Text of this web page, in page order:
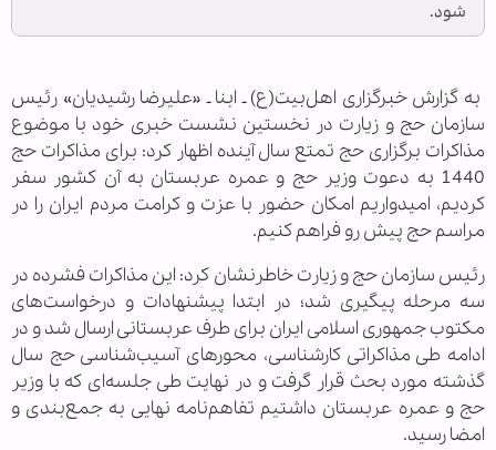
شود.
‌ به گزارش خبرگزاری اهل‌بیت(ع) ـ ابنا ـ «علیرضا‌ رشیدیان» رئیس
سازمان حج و زیارت در نخستین نشست خبری خود با موضوع
مذاکرات برگزاری حج تمتع سال آینده اظهار کرد: برای مذاکرات حج
1440 به دعوت وزیر حج و عمره عربستان به آن کشور سفر
کردیم، امیدواریم امکان حضور با عزت و کرامت مردم ایران را در
مراسم حج پیش رو فراهم کنیم.
رئیس سازمان حج و زیارت خاطرنشان کرد: این مذاکرات فشرده در
سه مرحله پیگیری شد؛ در ابتدا پیشنهادات و درخواست‌های
مکتوب جمهوری اسلامی ایران برای طرف عربستانی ارسال شد و در
ادامه طی مذاکراتی کارشناسی، محورهای آسیب‌شناسی حج سال
گذشته مورد بحث قرار گرفت و در نهایت طی جلسه‌ای که با وزیر
حج و عمره عربستان داشتیم تفاهم‌نامه نهایی به جمع‌بندی و
امضا رسید.